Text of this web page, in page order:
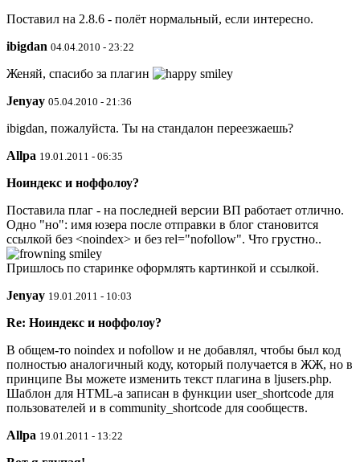
Поставил на 2.8.6 - полёт нормальный, если интересно.
ibigdan 04.04.2010 - 23:22
Женяй, спасибо за плагин
Jenyay 05.04.2010 - 21:36
ibigdan, пожалуйста. Ты на стандалон переезжаешь?
Allpa 19.01.2011 - 06:35
Ноиндекс и ноффолоу?
Поставила плаг - на последней версии ВП работает отлично.
Одно "но": имя юзера после отправки в блог становится
ссылкой без <noindex> и без rel="nofollow". Что грустно..
Пришлось по старинке оформлять картинкой и ссылкой.
Jenyay 19.01.2011 - 10:03
Re: Ноиндекс и ноффолоу?
В общем-то noindex и nofollow и не добавлял, чтобы был код
полностью аналогичный коду, который получается в ЖЖ, но в
принципе Вы можете изменить текст плагина в ljusers.php.
Шаблон для HTML-а записан в функции user_shortcode для
пользователей и в community_shortcode для сообществ.
Allpa 19.01.2011 - 13:22